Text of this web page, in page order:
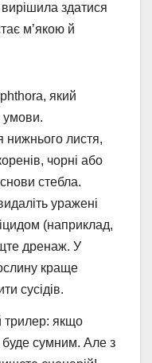
здатися
м’якою й
який
умови.
нижнього листя,
чорні або
стебла.
уражені
(наприклад,
дренаж. У
краще
сусідів.
трилер: якщо
буде сумним. Але з